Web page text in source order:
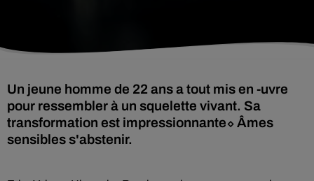
Un jeune homme de 22 ans a tout mis en -uvre
pour ressembler à un squelette vivant. Sa
transformation est impressionnante⬦ Âmes
sensibles s'abstenir.